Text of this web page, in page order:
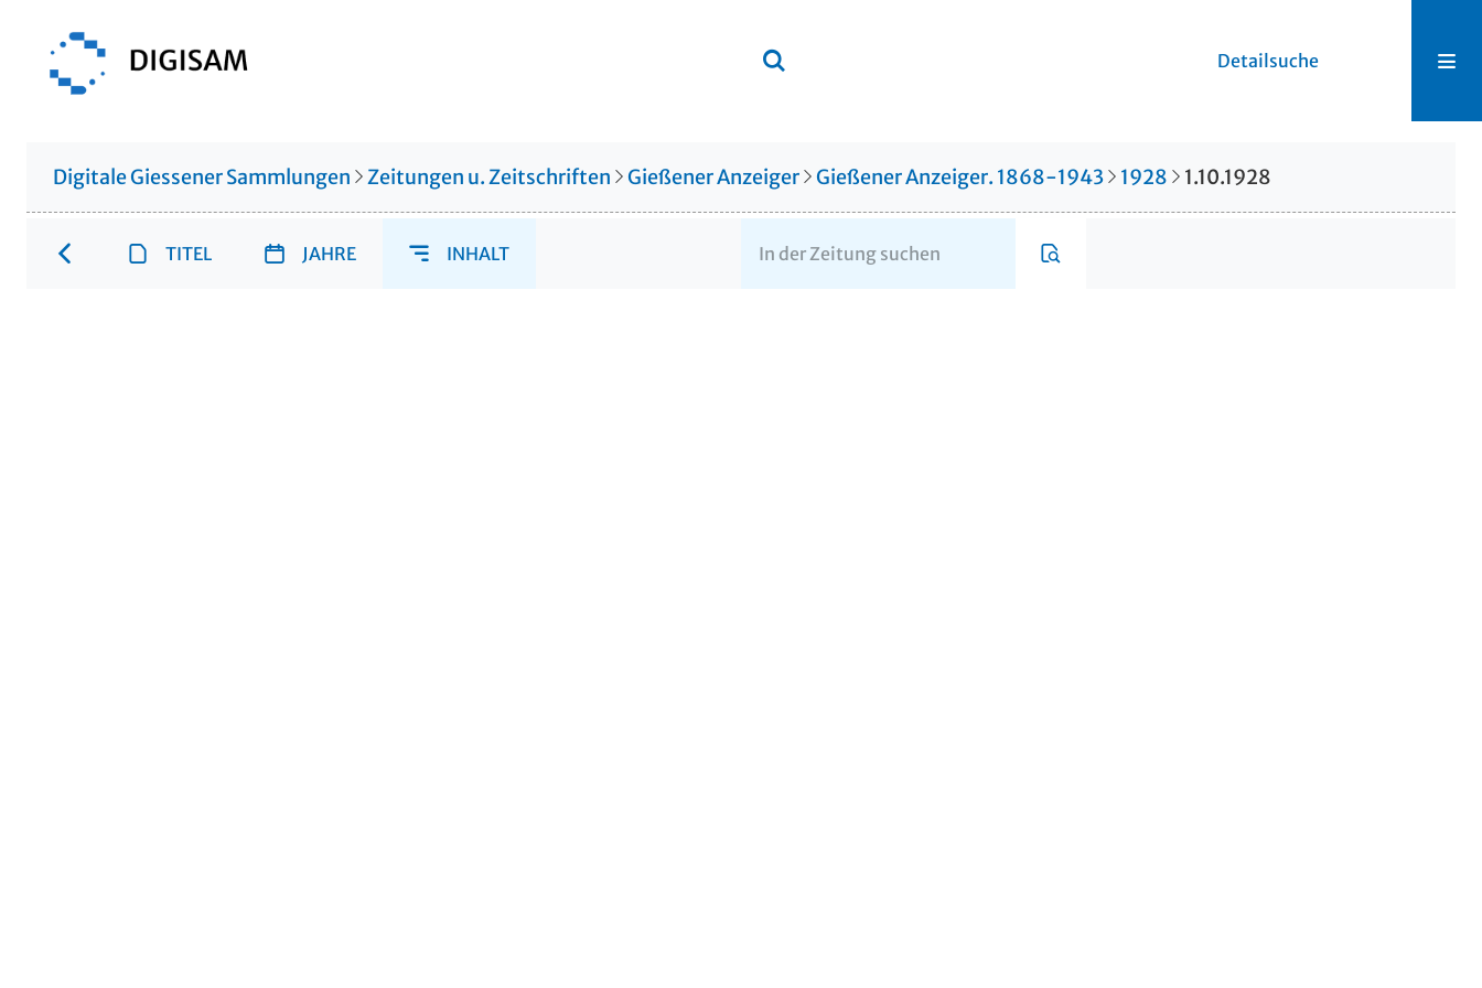
Detailsuche
Digitale Giessener Sammlungen Zeitungen u. Zeitschriften Gießener Anzeiger Gießener Anzeiger. 1868-1943 1928 1.10.1928
TITEL JAHRE INHALT